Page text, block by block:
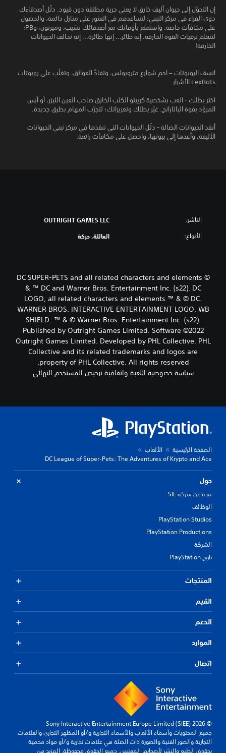
إن التحوّل إلى حيوان أليف خارق لا يعني حرية مطلقة دون قيود. دلّل أصدقاءك
ذوي الفراء في مركز التبني؛ لتساعدهم في العثور على منازل دائمة، والحصول
على مكافآت خاصة. واستمتع بأوقاتك مع أصدقائك تشيب، وميرتون، وPB؛
لتتعلم ترقيات القوة الخارقة. إنه طائر... إنها طائرة... إنه تحالف الحيوانات
الخارقة!
انسف الروبوتات – احمِ شوارع متروبولس، وتفادَّ العوائق، وتغلّب على روبوتات
LexBots الأشرار
اختر بطلك - العب بشخصية كريبتو الكلب الخارق صاحب العين الليزر، أو آيس
المزوّد بقوة الباتارانج. غيّر بطلك وتعزيزاتك؛ لتجرّب المهام بطرق جديدة.
أنقذ الحيوانات الضالة - دلّل الحيوانات التي تنقذها في مركز تبني الحيوانات
الأليفة، وأعدها إلى بيوتها، واحصل على مكافآت رائعة.
الناشر: OUTRIGHT GAMES LLC
الأنواع: العائلة, حركة
DC SUPER-PETS and all related characters and elements ©
& ™ DC and Warner Bros. Entertainment Inc. (s22). DC
LOGO, all related characters and elements ™ & © DC.
WARNER BROS. INTERACTIVE ENTERTAINMENT LOGO, WB
SHIELD: ™ & © Warner Bros. Entertainment Inc. (s22).
Published by Outright Games Limited. Software ©2022
Outright Games Limited. Developed by PHL Collective. PHL
Collective and its related trademarks and logos are
property of PHL Collective. All rights reserved.
سياسة خصوصية اللعبة واتفاقية ترخيص المستخدم النهائي
الصفحة الرئيسية
الألعاب
DC League of Super-Pets: The Adventures of Krypto and Ace
حول
نبذة عن شركة SIE
الوظائف
PlayStation Studios
PlayStation Productions
الشركة
تاريخ PlayStation
المنتجات
القيم
الدعم
الموارد
اتصال
© 2026 Sony Interactive Entertainment Europe Limited (SIEE)
جميع المحتويات وأسماء الألعاب والأسماء التجارية و/أو المظهر التجاري والعلامات
التجارية والصور الفنية والصورة ذات الصلة هي علامات تجارية و/أو مواد محمية
بحقوق الطبع والنشر لأصحابها المعنيين. جميع الحقوق محفوظة. المزيد من